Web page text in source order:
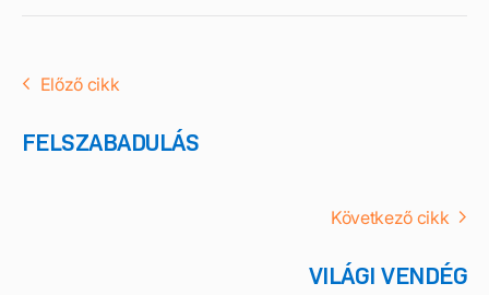
Előző cikk
FELSZABADULÁS
Következő cikk
VILÁGI VENDÉG